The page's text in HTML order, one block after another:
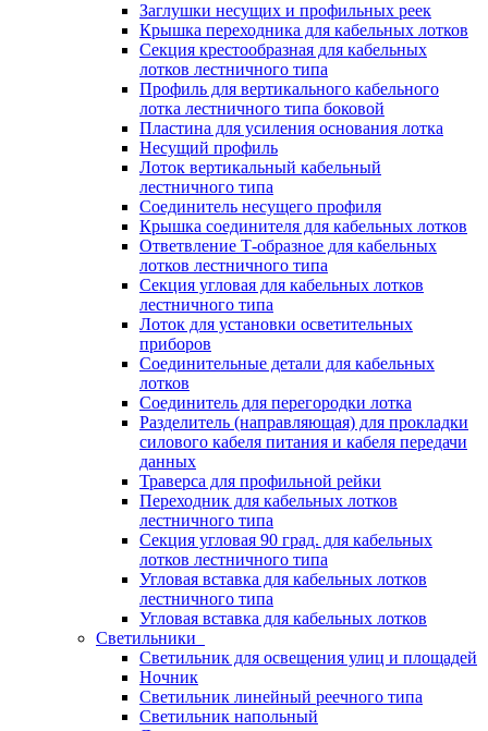
Заглушки несущих и профильных реек
Крышка переходника для кабельных лотков
Секция крестообразная для кабельных
лотков лестничного типа
Профиль для вертикального кабельного
лотка лестничного типа боковой
Пластина для усиления основания лотка
Несущий профиль
Лоток вертикальный кабельный
лестничного типа
Соединитель несущего профиля
Крышка соединителя для кабельных лотков
Ответвление Т-образное для кабельных
лотков лестничного типа
Секция угловая для кабельных лотков
лестничного типа
Лоток для установки осветительных
приборов
Соединительные детали для кабельных
лотков
Соединитель для перегородки лотка
Разделитель (направляющая) для прокладки
силового кабеля питания и кабеля передачи
данных
Траверса для профильной рейки
Переходник для кабельных лотков
лестничного типа
Секция угловая 90 град. для кабельных
лотков лестничного типа
Угловая вставка для кабельных лотков
лестничного типа
Угловая вставка для кабельных лотков
Светильники
Светильник для освещения улиц и площадей
Ночник
Светильник линейный реечного типа
Светильник напольный